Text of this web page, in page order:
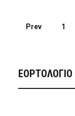
Prev 1
ΕΟΡΤΟΛΟΓΙΟ